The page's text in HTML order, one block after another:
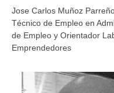
Jose Carlos Muñoz
Técnico de Empleo en
de Empleo y Orientador
Emprendedores